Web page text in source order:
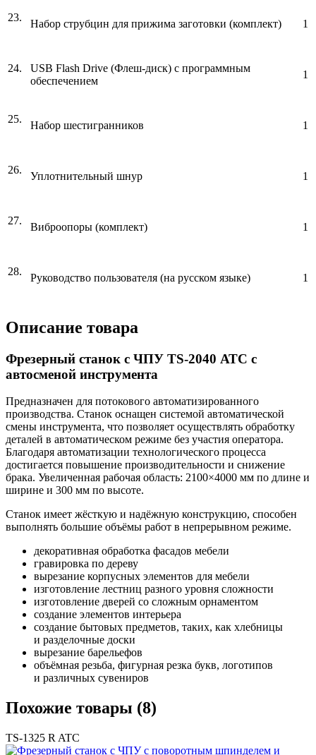
23.
Набор струбцин для прижима заготовки (комплект) 1
24.
USB Flash Drive (Флеш-диск) с программным
обеспечением
1
25.
Набор шестигранников 1
26.
Уплотнительный шнур 1
27.
Виброопоры (комплект) 1
28.
Руководство пользователя (на русском языке) 1
Описание товара
Фрезерный станок с ЧПУ TS-2040 АТС с
автосменой инструмента
Предназначен для потокового автоматизированного
производства. Станок оснащен системой автоматической
смены инструмента, что позволяет осуществлять обработку
деталей в автоматическом режиме без участия оператора.
Благодаря автоматизации технологического процесса
достигается повышение производительности и снижение
брака. Увеличенная рабочая область: 2100×4000 мм по длине и
ширине и 300 мм по высоте.
Станок имеет жёсткую и надёжную конструкцию, способен
выполнять большие объёмы работ в непрерывном режиме.
декоративная обработка фасадов мебели
гравировка по дереву
вырезание корпусных элементов для мебели
изготовление лестниц разного уровня сложности
изготовление дверей со сложным орнаментом
создание элементов интерьера
создание бытовых предметов, таких, как хлебницы
и разделочные доски
вырезание барельефов
объёмная резьба, фигурная резка букв, логотипов
и различных сувениров
Похожие товары (8)
TS-1325 R ATC